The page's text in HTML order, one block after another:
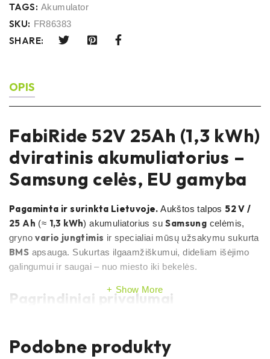
TAGS: Akumulator
SKU: FR86383
SHARE:
OPIS
FabiRide 52V 25Ah (1,3 kWh)
dviratinis akumuliatorius –
Samsung celės, EU gamyba
Pagaminta ir surinkta Lietuvoje. Aukštos talpos52 V /
25 Ah (≈ 1,3 kWh) akumuliatorius suSamsung celėmis,
grynovario jungtimis ir specialiai mūsų užsakymu sukurta
BMS apsauga. Sukurtas ilgaamžiškumui, dideliam išėjimo
galingumui ir saugai – nuo miesto iki bekelės.
Pagrindiniai privalumai
kiekvienas vienetas
patikrinamas prieš
išsiunčiant.
Show More
Podobne produkty